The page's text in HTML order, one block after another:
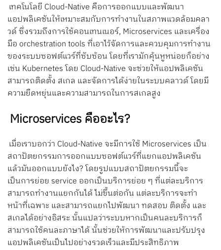
เทคโนโลยี Cloud-Native คือการออกแบบและพัฒนา
แอปพลิเคชันให้เหมาะสมกับการทำงานในสภาพแวดล้อมคลา
วด์ ซึ่งรวมถึงการใช้คอนเทนเนอร์, Microservices และเครื่อง
มือ orchestration tools ที่เอาไว้จัดการและควบคุมการทำงาน
ของระบบซอฟต์แวร์ที่ซับซ้อน โดยที่เรามักคุ้นหูหน่อยก็อย่าง
เช่น Kubernetes โดย Cloud-Native จะช่วยให้แอปพลิเคชัน
สามารถติดตั้ง สเกล และจัดการได้ง่ายในระบบคลาวด์ โดยมี
ความยืดหยุ่นและความสามารถในการสเกลสูง
Microservices คืออะไร?
เมื่อเราบอกว่า Cloud-Native จะมีการใช้ Microservices เป็น
สถาปัตยกรรมการออกแบบซอฟต์แวร์ที่แยกแอปพลิเคชัน
แล้วมันออกแบบยังไง? โดยรูปแบบสถาปัตยกรรมนี้จะ
เป็นการย่อย service ออกเป็นบริการย่อย ๆ ที่แต่ละบริการ
สามารถทำงานแยกกันได้ ไม่ขึ้นต่อกัน แต่ละบริการจะทำ
หน้าที่เฉพาะ และสามารถแยกไปพัฒนา ทดสอบ ติดตั้ง และ
สเกลได้อย่างอิสระ นั้นแปลว่าระบบหากเป็นคนละบริการก็
สามารถใช้คนละภาษาได้ นั้นช่วยให้การพัฒนาและปรับปรุง
แอปพลิเคชันเป็นไปอย่างรวดเร็วและมีประสิทธิภาพ